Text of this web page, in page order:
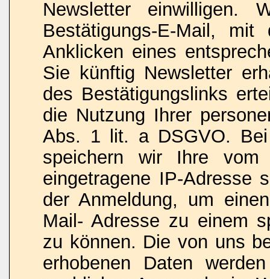
Newsletter einwilligen.
Bestätigungs-E-Mail,
Anklicken eines
Sie künftig Newsletter
des Bestätigungslinks
die Nutzung Ihrer
Abs. 1 lit. a DSGVO.
speichern wir Ihre vom
eingetragene IP-Adresse
der Anmeldung, um
Mail- Adresse zu einem
zu können. Die von uns
erhobenen Daten